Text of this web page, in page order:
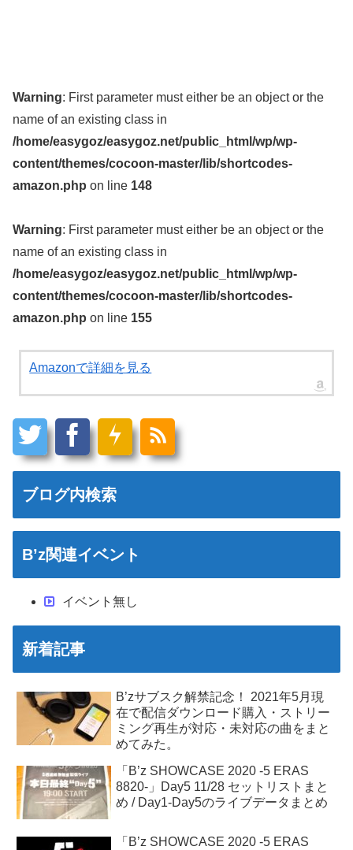
Warning: First parameter must either be an object or the
name of an existing class in
/home/easygoz/easygoz.net/public_html/wp/wp-
content/themes/cocoon-master/lib/shortcodes-
amazon.php on line 148
Warning: First parameter must either be an object or the
name of an existing class in
/home/easygoz/easygoz.net/public_html/wp/wp-
content/themes/cocoon-master/lib/shortcodes-
amazon.php on line 155
Amazonで詳細を見る
ブログ内検索
B’z関連イベント
イベント無し
新着記事
B’zサブスク解禁記念！ 2021年5月現
在で配信ダウンロード購入・ストリー
ミング再生が対応・未対応の曲をまと
めてみた。
「B’z SHOWCASE 2020 -5 ERAS
8820-」Day5 11/28 セットリストまと
め / Day1-Day5のライブデータまとめ
「B’z SHOWCASE 2020 -5 ERAS